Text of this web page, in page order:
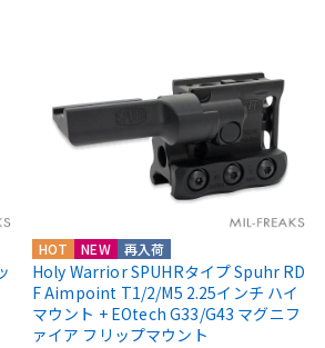
HOT NEW 再入荷
Holy Warrior SPUHRタイプ Spuhr RD
F Aimpoint T1/2/M5 2.25インチ ハイ
マウント + EOtech G33/G43 マグニフ
ァイア フリップマウント